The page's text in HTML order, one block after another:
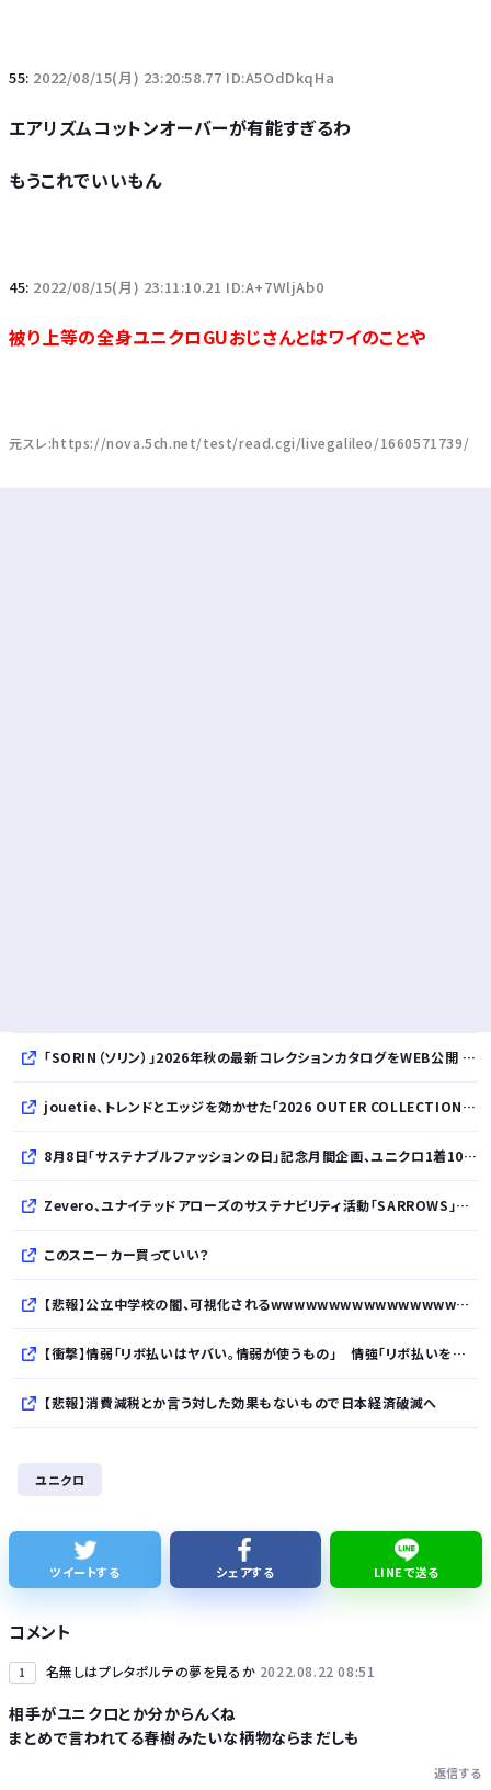
55: 2022/08/15(月) 23:20:58.77 ID:A5OdDkqHa
エアリズムコットンオーバーが有能すぎるわ
もうこれでいいもん
45: 2022/08/15(月) 23:11:10.21 ID:A+7WljAb0
被り上等の全身ユニクロGUおじさんとはワイのことや
元スレ:https://nova.5ch.net/test/read.cgi/livegalileo/1660571739/
「SORIN（ソリン）」2026年秋の最新コレクションカタログをWEB公開 「Paradox in Neutral」をテーマに秩序と反逆が共存する世界観を表現
jouetie、トレンドとエッジを効かせた「2026 OUTER COLLECTION」を公開
8月8日「サステナブルファッションの日」記念月間企画、ユニクロ1着100円買取保証とXプレゼントキャンペーンを実施
Zevero、ユナイテッドアローズのサステナビリティ活動「SARROWS」を支援。Scope 3排出量算定の効率化・精緻化を開始
このスニーカー買っていい？
【悲報】公立中学校の闇、可視化されるwwwwwwwwwwwwwwwwwwwwwwwwwww
【衝撃】情弱「リボ払いはヤバい。情弱が使うもの」 情強「リボ払いを使いこなすのが情強やで」 ← これ
【悲報】消費減税とか言う対した効果もないもので日本経済破滅へ
ジャンポケ斉藤「同意があったんです。本当です。信じて下さい」 ←何でこの主張が通らないの？
Powered by livedoor 相互RSS
ユニクロ
ツイートする シェアする LINEで送る
コメント
1 名無しはプレタポルテの夢を見るか 2022.08.22 08:51
相手がユニクロとか分からんくね
まとめで言われてる春樹みたいな柄物ならまだしも
返信する